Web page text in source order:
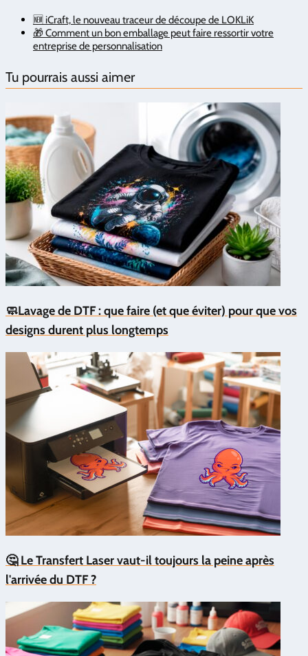
🆕 iCraft, le nouveau traceur de découpe de LOKLiK
🎁 Comment un bon emballage peut faire ressortir votre
entreprise de personnalisation
Tu pourrais aussi aimer
🧼Lavage de DTF : que faire (et que éviter) pour que vos
designs durent plus longtemps
🤔 Le Transfert Laser vaut-il toujours la peine après
l'arrivée du DTF ?